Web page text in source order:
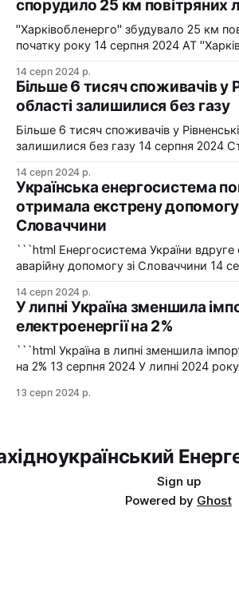
спорудило 25 км повітряних
"Харківобленерго" збудувало 25 км
початку року 14 серпня 2024 АТ "Харківобленерго" з
ліній, оновило 1134 опори та
електропідстанцій у рамках
2024-2025 роки. Фото: "Харківобленерго" "АТ
"Харківобленерго&
14 серп 2024 р.
Більше 6 тисяч споживачів у
області залишилися без газу
Більше 6 тисяч споживачів у
залишилися без газу 14 серпня 2024 Станом на ранок 14
області залишилися без
технологічні проблеми. Фото: Рівнегаз Також, в
Сумській області в одному з населених
результаті удару керованою
сталевий
14 серп 2024 р.
Українська енергосистема
отримала екстрену допомогу
Словаччини
```html Енергосистема України вдруге отримала
аварійну допомогу зі Словаччини 14 серпня 2024 13
аварійну допомогу зі Словаччини. Фото: Shutterstock "У
вчорашній день, 13 серпня, НЕК
аварійну допомогу з енергосистеми
йдеться в повідомленні пресслужби
передачі. Експорт
14 серп 2024 р.
У липні Україна зменшила
електроенергії на 2%
```html Україна в липні зменшила імпорт електроенергії
на 2% 13 серпня 2024 У липні 2024 року імпорт
червнем. Експорт залишався на нульовому
13 серп 2024 р.
Sign up
Powered by Ghost